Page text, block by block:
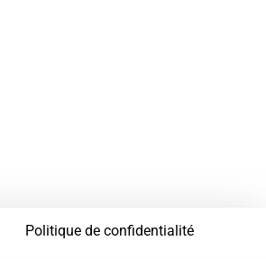
Politique de confidentialité